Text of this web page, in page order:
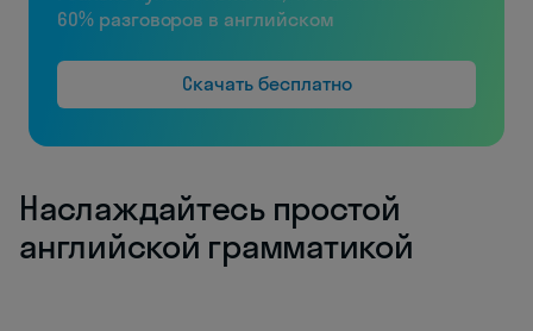
60% разговоров в английском
Скачать бесплатно
Наслаждайтесь простой
английской грамматикой